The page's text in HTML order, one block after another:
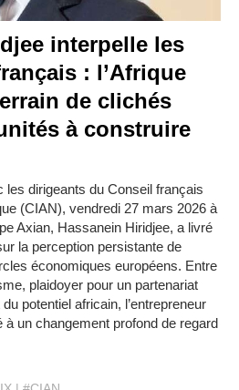
interpelle les
: l’Afrique
de clichés
à construire
les dirigeants du Conseil français
(CIAN), vendredi 27 mars 2026 à
Axian, Hassanein Hiridjee, a livré
la perception persistante de
économiques européens. Entre
plaidoyer pour un partenariat
potentiel africain, l’entrepreneur
un changement profond de regard